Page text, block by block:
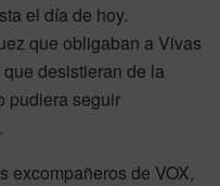
el día de hoy.
que obligaban a Vivas
que desistieran de la
pudiera seguir
excompañeros de VOX,